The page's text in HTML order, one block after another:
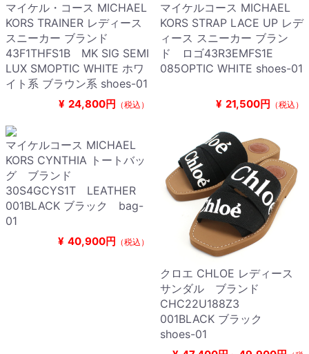
マイケル・コース MICHAEL
KORS TRAINER レディース
スニーカー ブランド
43F1THFS1B MK SIG SEMI
LUX SMOPTIC WHITE ホワ
イト系 ブラウン系 shoes-01
¥ 24,800円 （税込）
マイケルコース MICHAEL
KORS STRAP LACE UP レデ
ィース スニーカー ブラン
ド ロゴ43R3EMFS1E
085OPTIC WHITE shoes-01
¥ 21,500円 （税込）
マイケルコース MICHAEL
KORS CYNTHIA トートバッ
グ ブランド
30S4GCYS1T LEATHER
001BLACK ブラック bag-
01
¥ 40,900円 （税込）
クロエ CHLOE レディース
サンダル ブランド
CHC22U188Z3
001BLACK ブラック
shoes-01